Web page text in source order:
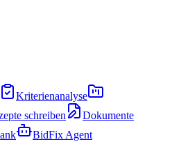
Kriterienanalyse
schreiben
Dokumente
BidFix Agent